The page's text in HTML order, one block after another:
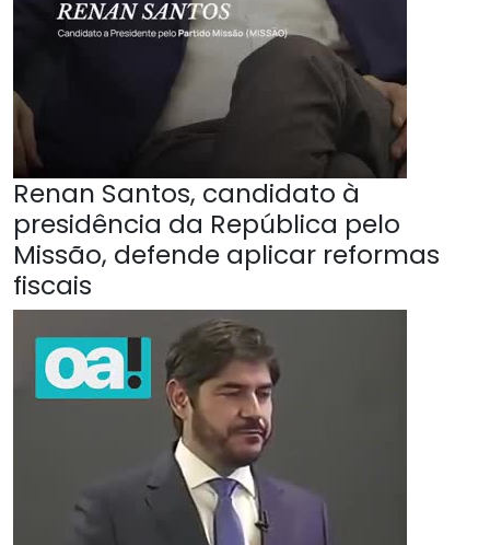
Renan Santos, candidato à
presidência da República pelo
Missão, defende aplicar reformas
fiscais